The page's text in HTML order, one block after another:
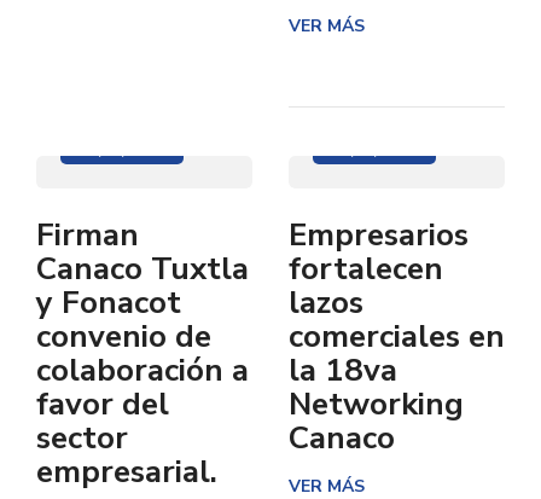
VER MÁS
Firman
Canaco Tuxtla
y Fonacot
convenio de
colaboración a
favor del
sector
empresarial.
Empresarios
fortalecen
lazos
comerciales en
la 18va
Networking
Canaco
VER MÁS